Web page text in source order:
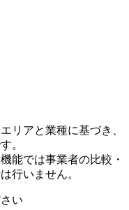
リアと業種に基づき、
。
能では事業者の比較・
行いません。
い